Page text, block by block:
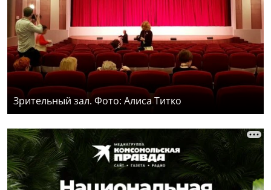
Зрительный зал. Фото: Алиса Титко